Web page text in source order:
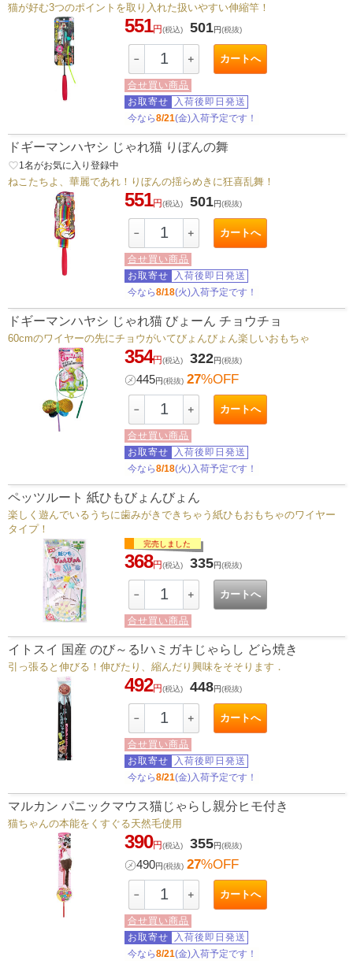
猫が好む3つのポイントを取り入れた扱いやすい伸縮竿！
551円(税込) 501円(税抜)
－ ＋ カートへ
合せ買い商品
お取寄せ
入荷後即日発送
今なら8/21(金)入荷予定です！
ドギーマンハヤシ じゃれ猫 りぼんの舞
favorite_border1 名がお気に入り登録中
ねこたちよ、華麗であれ！りぼんの揺らめきに狂喜乱舞！
551円(税込) 501円(税抜)
－ ＋ カートへ
合せ買い商品
お取寄せ
入荷後即日発送
今なら8/18(火)入荷予定です！
ドギーマンハヤシ じゃれ猫 びょーん チョウチョ
60cmのワイヤーの先にチョウがいてびょんびょん楽しいおもちゃ
354円(税込) 322円(税抜)
㋱445円(税抜) 27%OFF
－ ＋ カートへ
合せ買い商品
お取寄せ
入荷後即日発送
今なら8/18(火)入荷予定です！
ペッツルート 紙ひもびょんびょん
楽しく遊んでいるうちに歯みがきできちゃう紙ひもおもちゃのワイヤー
タイプ！
完売しました
368円(税込) 335円(税抜)
－ ＋ カートへ
合せ買い商品
イトスイ 国産 のび～る!ハミガキじゃらし どら焼き
引っ張ると伸びる！伸びたり、縮んだり興味をそそります．
492円(税込) 448円(税抜)
－ ＋ カートへ
合せ買い商品
お取寄せ
入荷後即日発送
今なら8/21(金)入荷予定です！
マルカン パニックマウス猫じゃらし親分ヒモ付き
猫ちゃんの本能をくすぐる天然毛使用
390円(税込) 355円(税抜)
㋱490円(税抜) 27%OFF
－ ＋ カートへ
合せ買い商品
お取寄せ
入荷後即日発送
今なら8/21(金)入荷予定です！